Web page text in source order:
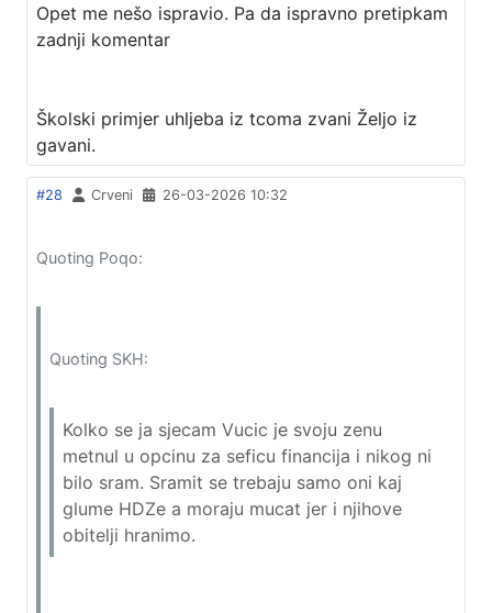
Opet me nešo ispravio. Pa da ispravno pretipkam
zadnji komentar
Školski primjer uhljeba iz tcoma zvani Željo iz
gavani.
#28 Crveni 26-03-2026 10:32
Quoting Poqo:
Quoting SKH:
Kolko se ja sjecam Vucic je svoju zenu
metnul u opcinu za seficu financija i nikog ni
bilo sram. Sramit se trebaju samo oni kaj
glume HDZe a moraju mucat jer i njihove
obitelji hranimo.